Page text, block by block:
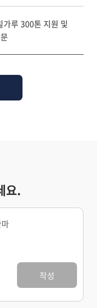
가루 300톤 지원 및
요.
작성